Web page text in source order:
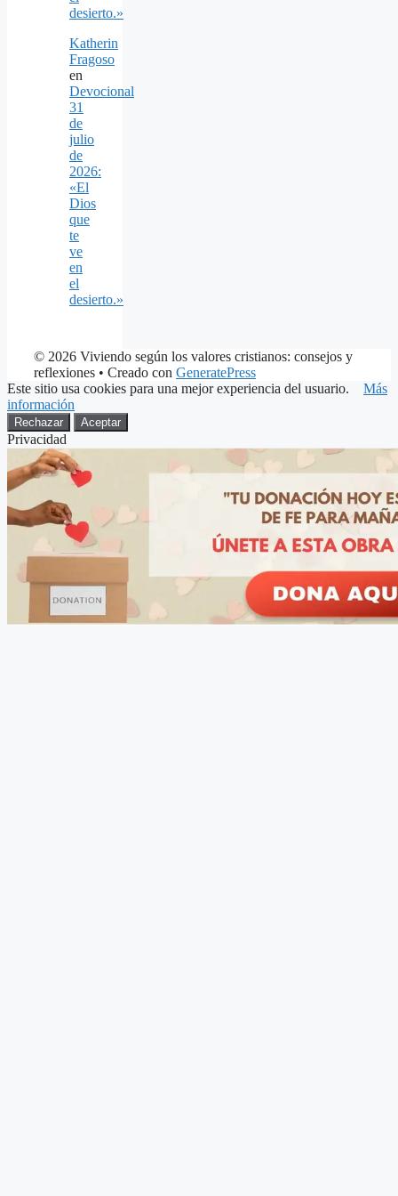
desierto.»
Katherin
Fragoso
en
Devocional
31
de
julio
de
2026:
«El
Dios
que
te
ve
en
el
desierto.»
© 2026 Viviendo según los valores cristianos: consejos y
reflexiones • Creado con GeneratePress
Este sitio usa cookies para una mejor experiencia del usuario. Más
información
Rechazar Aceptar
Privacidad